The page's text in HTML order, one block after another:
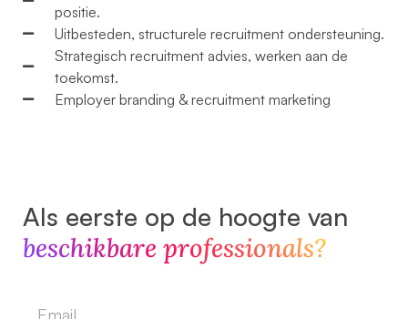
positie.
Uitbesteden, structurele recruitment ondersteuning.
Strategisch recruitment advies, werken aan de
toekomst.
Employer branding & recruitment marketing
Als eerste op de hoogte van
beschikbare professionals?